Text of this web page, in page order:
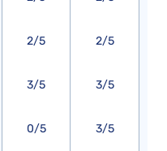
2/5
3/5
0/5
2/5
3/5
3/5